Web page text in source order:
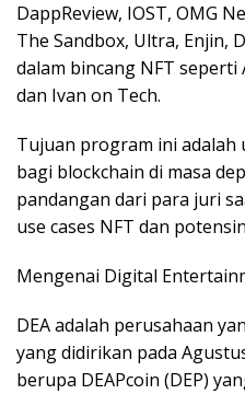
DappReview, IOST, OMG
The Sandbox, Ultra, Enjin,
dalam bincang NFT seperti
dan Ivan on Tech.
Tujuan program ini
bagi blockchain di masa
pandangan dari para juri
use cases NFT dan
Mengenai Digital
DEA adalah perusahaan
yang didirikan pada
berupa DEAPcoin (DEP)